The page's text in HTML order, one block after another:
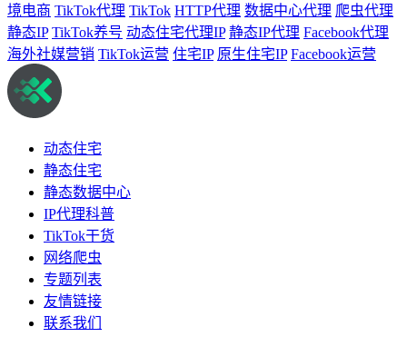
境电商 TikTok代理 TikTok HTTP代理 数据中心代理 爬虫代理
静态IP TikTok养号 动态住宅代理IP 静态IP代理 Facebook代理
海外社媒营销 TikTok运营 住宅IP 原生住宅IP Facebook运营
动态住宅
静态住宅
静态数据中心
IP代理科普
TikTok干货
网络爬虫
专题列表
友情链接
联系我们